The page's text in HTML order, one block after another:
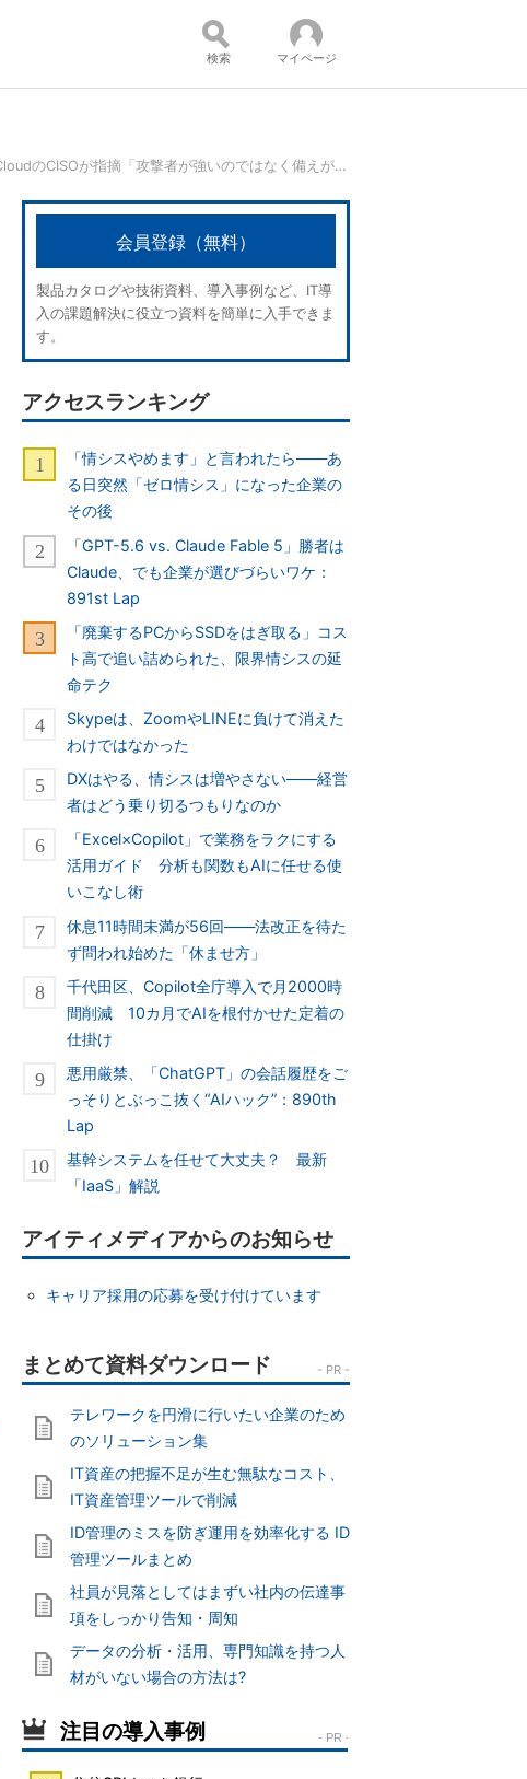
コンテンツ：
検索 マイページ
Google CloudのCISOが指摘「攻撃者が強いのではなく備えが穴だらけなだけ」
会員登録（無料）
製品カタログや技術資料、導入事例など、IT導
入の課題解決に役立つ資料を簡単に入手できま
す。
アクセスランキング
「情シスやめます」と言われたら――あ
る日突然「ゼロ情シス」になった企業の
その後
「GPT-5.6 vs. Claude Fable 5」勝者は
Claude、でも企業が選びづらいワケ：
891st Lap
「廃棄するPCからSSDをはぎ取る」コス
ト高で追い詰められた、限界情シスの延
命テク
Skypeは、ZoomやLINEに負けて消えた
わけではなかった
DXはやる、情シスは増やさない――経営
者はどう乗り切るつもりなのか
「Excel×Copilot」で業務をラクにする
活用ガイド 分析も関数もAIに任せる使
いこなし術
休息11時間未満が56回――法改正を待た
ず問われ始めた「休ませ方」
千代田区、Copilot全庁導入で月2000時
間削減 10カ月でAIを根付かせた定着の
仕掛け
悪用厳禁、「ChatGPT」の会話履歴をご
っそりとぶっこ抜く“AIハック”：890th
Lap
基幹システムを任せて大丈夫？ 最新
「IaaS」解説
アイティメディアからのお知らせ
キャリア採用の応募を受け付けています
テレワークを円滑に行いたい企業のため
のソリューション集
IT資産の把握不足が生む無駄なコスト、
IT資産管理ツールで削減
ID管理のミスを防ぎ運用を効率化する ID
管理ツールまとめ
社員が見落としてはまずい社内の伝達事
項をしっかり告知・周知
データの分析・活用、専門知識を持つ人
材がいない場合の方法は?